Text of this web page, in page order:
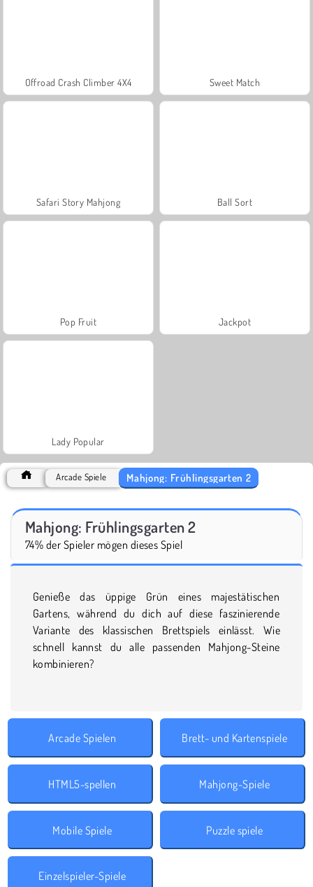
Offroad Crash Climber 4X4 Sweet Match
Safari Story Mahjong Ball Sort
Pop Fruit Jackpot
Lady Popular
Arcade Spiele Mahjong: Frühlingsgarten 2
Mahjong: Frühlingsgarten 2
74% der Spieler mögen dieses Spiel
Genieße das üppige Grün eines majestätischen
Gartens, während du dich auf diese faszinierende
Variante des klassischen Brettspiels einlässt. Wie
schnell kannst du alle passenden Mahjong-Steine
kombinieren?
Arcade Spielen Brett- und Kartenspiele
HTML5-spellen Mahjong-Spiele
Mobile Spiele Puzzle spiele
Einzelspieler-Spiele